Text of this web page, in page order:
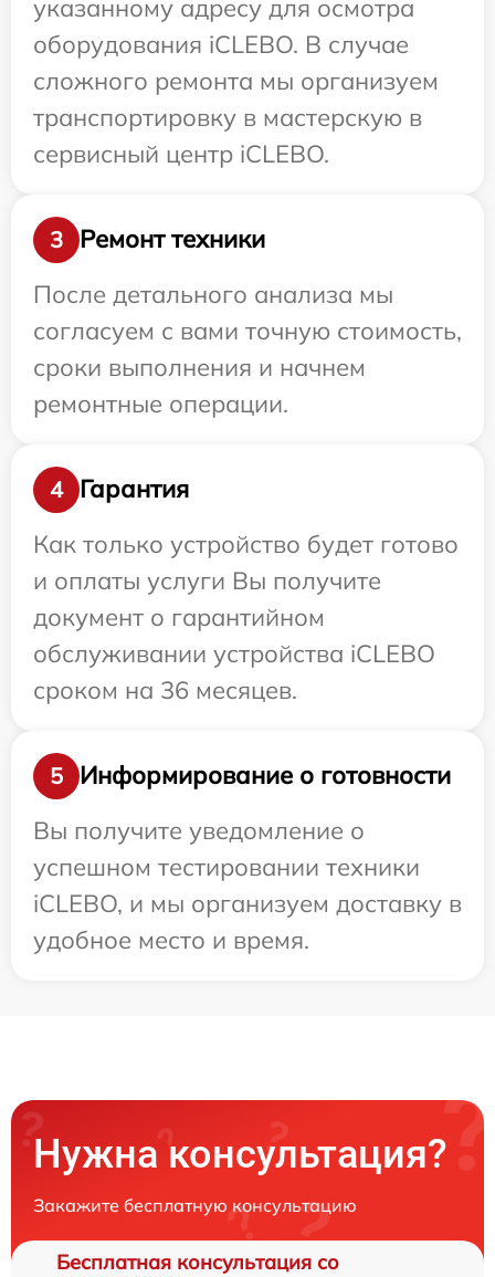
указанному адресу для осмотра
оборудования iCLEBO. В случае
сложного ремонта мы организуем
транспортировку в мастерскую в
сервисный центр iCLEBO.
3
Ремонт техники
После детального анализа мы
согласуем с вами точную стоимость,
сроки выполнения и начнем
ремонтные операции.
4
Гарантия
Как только устройство будет готово
и оплаты услуги Вы получите
документ о гарантийном
обслуживании устройства iCLEBO
сроком на 36 месяцев.
5
Информирование о готовности
Вы получите уведомление о
успешном тестировании техники
iCLEBO, и мы организуем доставку в
удобное место и время.
Нужна консультация?
Закажите бесплатную консультацию
Бесплатная консультация со